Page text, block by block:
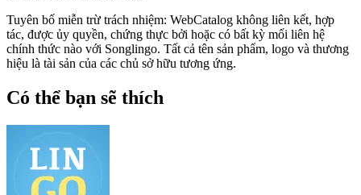
Tuyên bố miễn trừ trách nhiệm: WebCatalog không liên kết, hợp
tác, được ủy quyền, chứng thực bởi hoặc có bất kỳ mối liên hệ
chính thức nào với Songlingo. Tất cả tên sản phẩm, logo và thương
hiệu là tài sản của các chủ sở hữu tương ứng.
Có thể bạn sẽ thích